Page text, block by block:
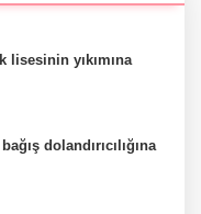
lisesinin yıkımına
dolandırıcılığına